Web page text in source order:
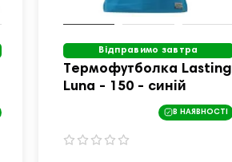
Відправимо завтра
Термофутболка Lasting
Luna - 150 - синій
В НАЯВНОСТІ